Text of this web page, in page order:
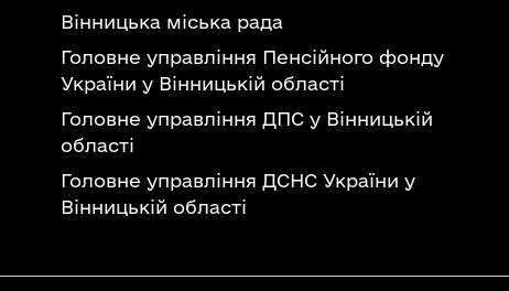
Вінницька міська рада
Головне управління Пенсійного фонду
України у Вінницькій області
Головне управління ДПС у Вінницькій
області
Головне управління ДСНС України у
Вінницькій області